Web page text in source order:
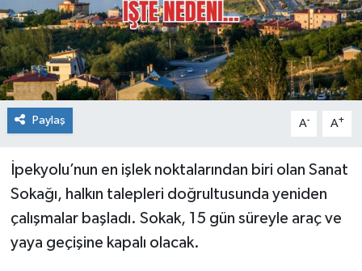
Paylaş A- A+
İpekyolu’nun en işlek noktalarından biri olan Sanat
Sokağı, halkın talepleri doğrultusunda yeniden
çalışmalar başladı. Sokak, 15 gün süreyle araç ve
yaya geçişine kapalı olacak.